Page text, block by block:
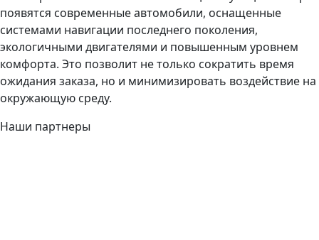
появятся современные автомобили, оснащенные
системами навигации последнего поколения,
экологичными двигателями и повышенным уровнем
комфорта. Это позволит не только сократить время
ожидания заказа, но и минимизировать воздействие на
окружающую среду.
Наши партнеры